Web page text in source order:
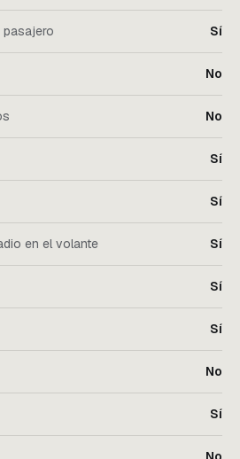
Sí
No
No
Sí
Sí
en el volante Sí
Sí
Sí
No
Sí